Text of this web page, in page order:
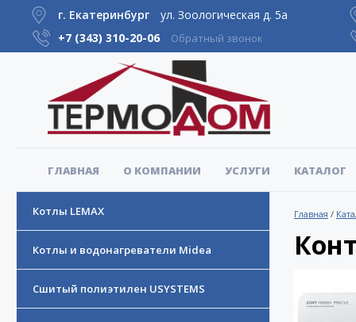
г. Екатеринбург
ул. Зоологическая д. 5а
+7 (343) 310-20-06 Обратный звонок
ГЛАВНАЯ О КОМПАНИИ УСЛУГИ КАТАЛОГ
Котлы LEMAX
Котлы и водонагреватели Midea
Сшитый полиэтилен USYSTEMS
Главная /